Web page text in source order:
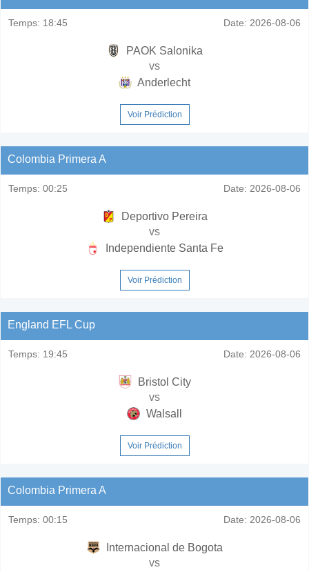
Temps: 18:45 Date: 2026-08-06
PAOK Salonika
vs
Anderlecht
Voir Prédiction
Colombia Primera A
Temps: 00:25 Date: 2026-08-06
Deportivo Pereira
vs
Independiente Santa Fe
Voir Prédiction
England EFL Cup
Temps: 19:45 Date: 2026-08-06
Bristol City
vs
Walsall
Voir Prédiction
Colombia Primera A
Temps: 00:15 Date: 2026-08-06
Internacional de Bogota
vs